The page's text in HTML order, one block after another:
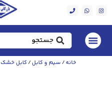
خانه/ سیم و کابل/کابل خشک